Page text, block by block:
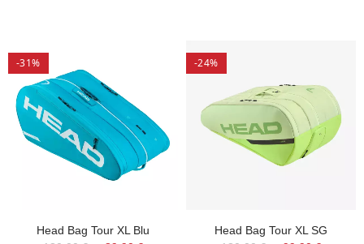
-31%
Head Bag Tour XL Blu
-24%
Head Bag Tour XL SG